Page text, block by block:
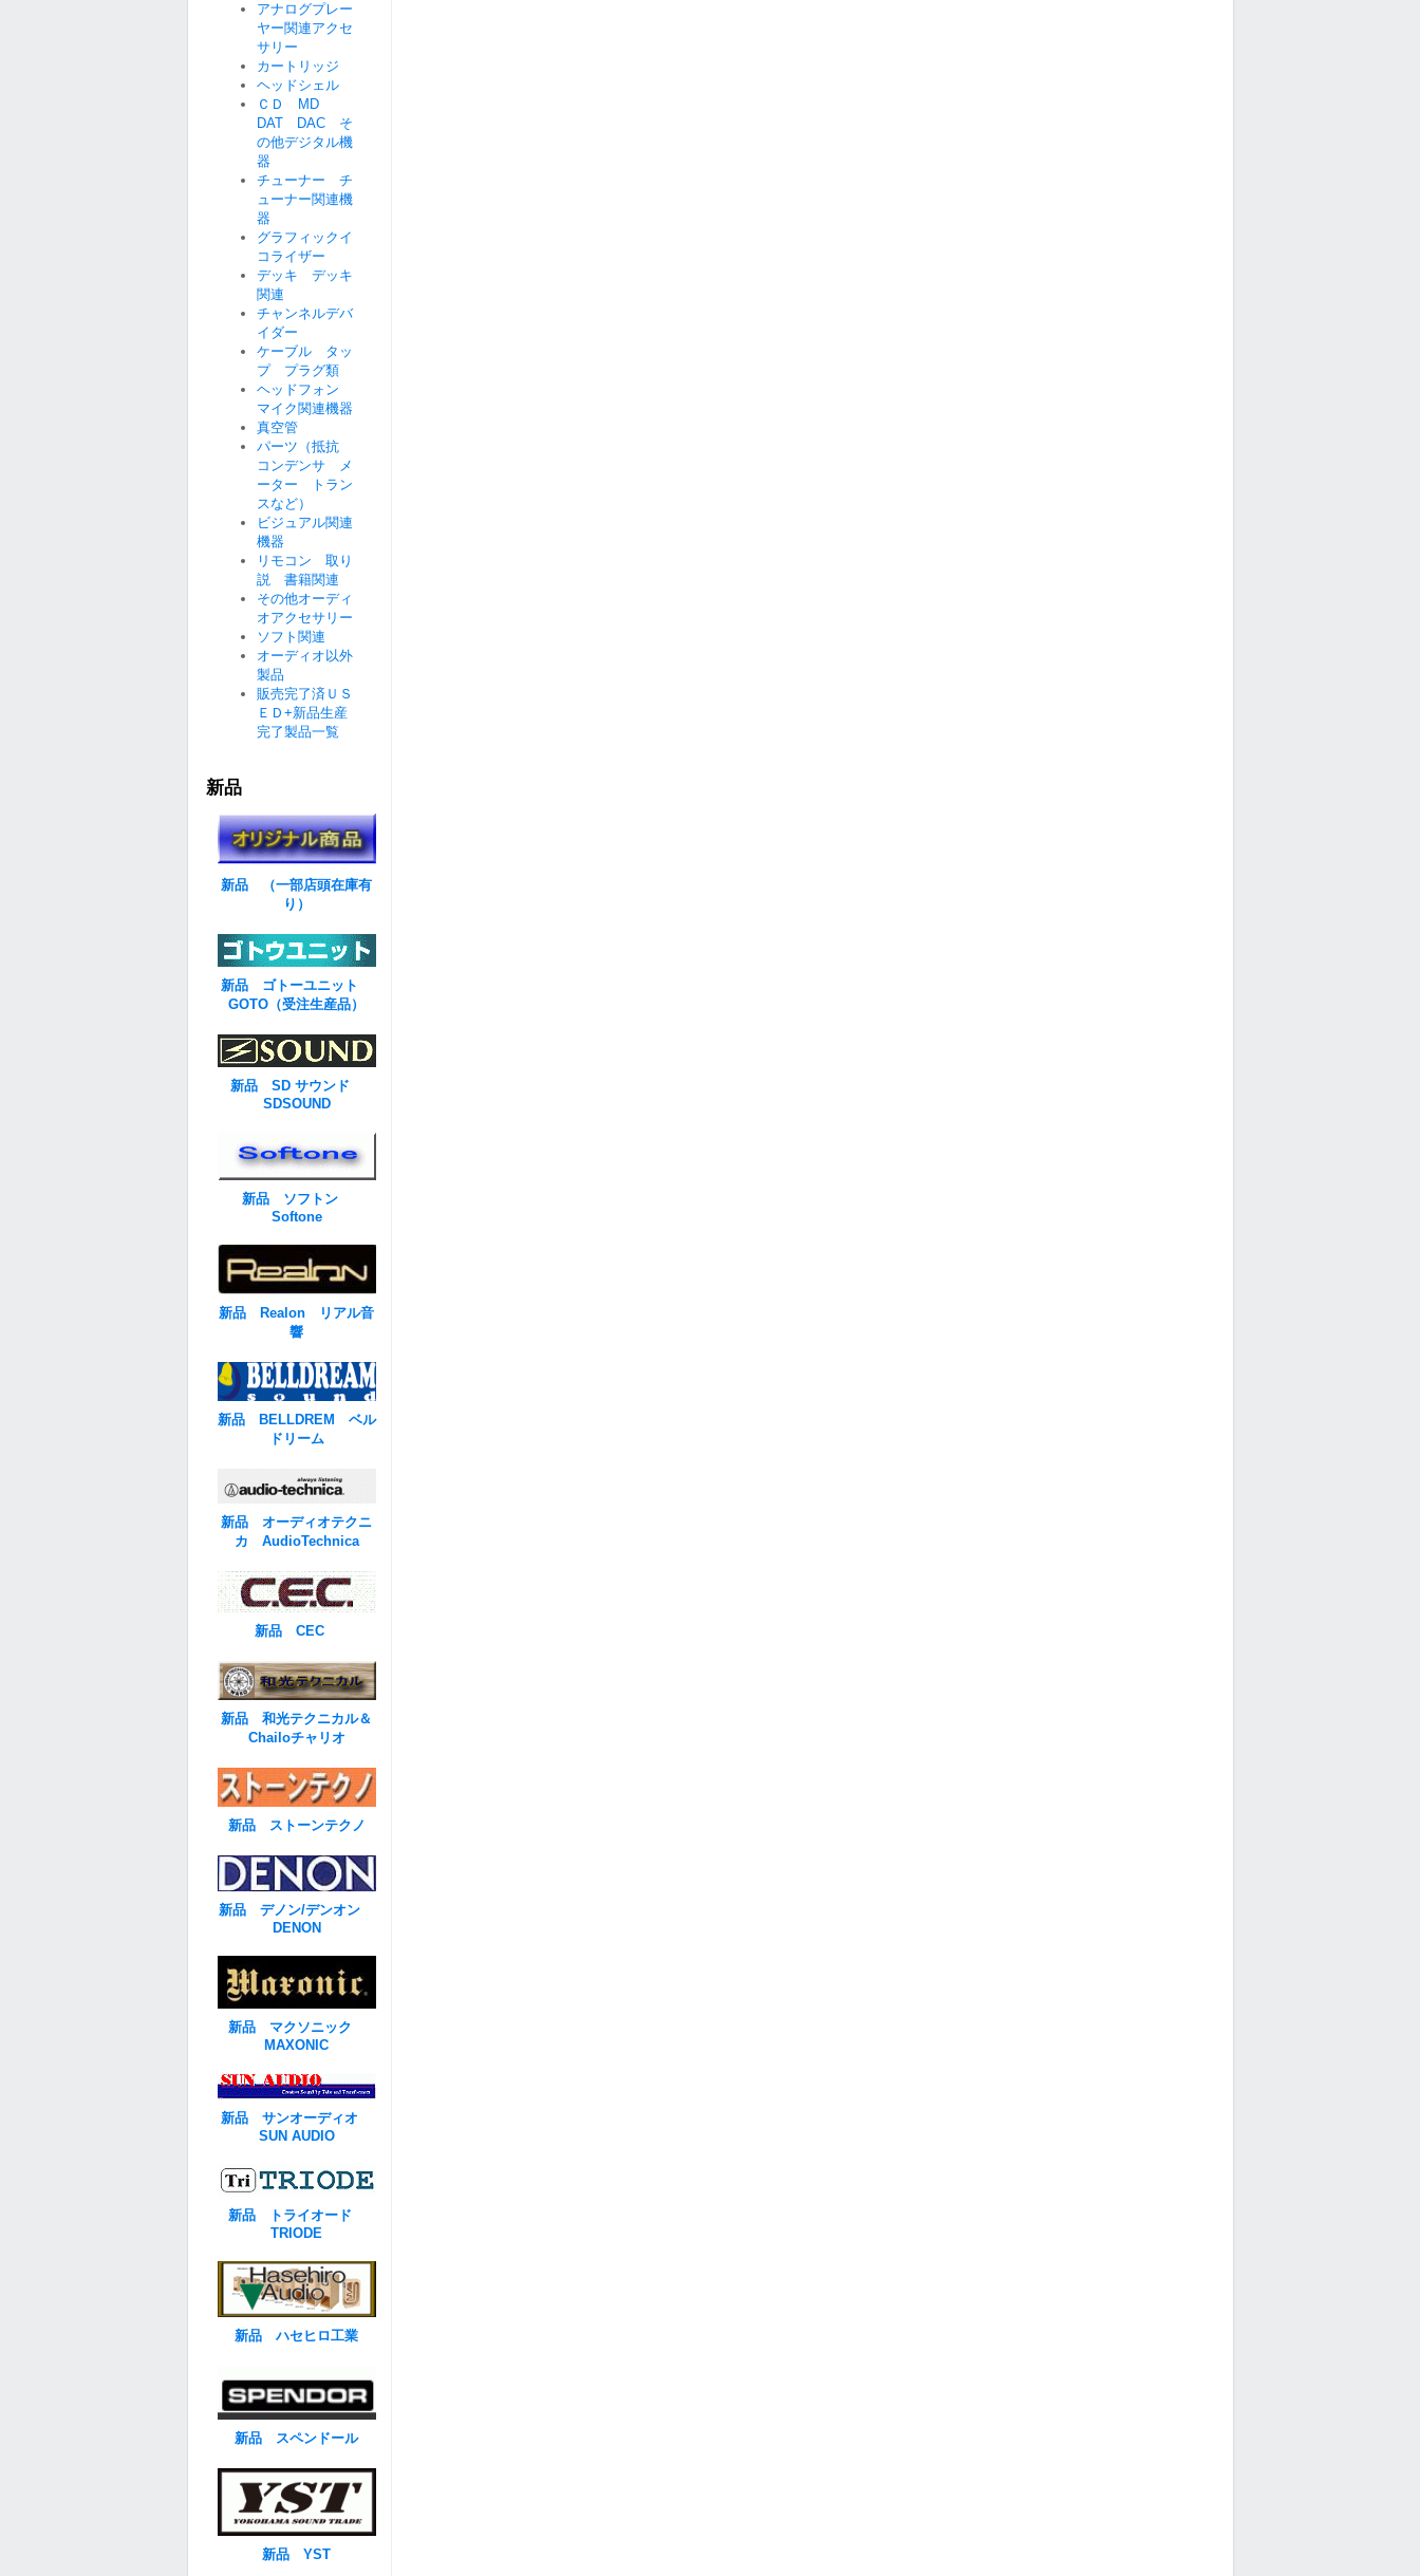
アナログプレー
ヤー関連アクセ
サリー
カートリッジ
ヘッドシェル
ＣＤ MD
DAT DAC そ
の他デジタル機
器
チューナー チ
ューナー関連機
器
グラフィックイ
コライザー
デッキ デッキ
関連
チャンネルデバ
イダー
ケーブル タッ
プ プラグ類
ヘッドフォン
マイク関連機器
真空管
パーツ（抵抗
コンデンサ メ
ーター トラン
スなど）
ビジュアル関連
機器
リモコン 取り
説 書籍関連
その他オーディ
オアクセサリー
ソフト関連
オーディオ以外
製品
販売完了済ＵＳ
ＥＤ+新品生産
完了製品一覧
新品
新品 （一部店頭在庫有
り）
新品 ゴトーユニット
GOTO（受注生産品）
新品 SD サウンド
SDSOUND
新品 ソフトン
Softone
新品 Realon リアル音
響
新品 BELLDREM ベル
ドリーム
新品 オーディオテクニ
カ AudioTechnica
新品 CEC
新品 和光テクニカル＆
Chailoチャリオ
新品 ストーンテクノ
新品 デノン/デンオン
DENON
新品 マクソニック
MAXONIC
新品 サンオーディオ
SUN AUDIO
新品 トライオード
TRIODE
新品 ハセヒロ工業
新品 スペンドール
新品 YST